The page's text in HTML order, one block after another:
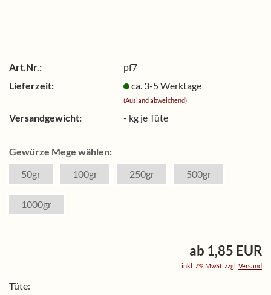
Art.Nr.:
pf7
Lieferzeit:
ca. 3-5 Werktage
(Ausland abweichend)
Versandgewicht: - kg je Tüte
Gewürze Mege wählen:
50gr
100gr 250gr 500gr
1000gr
ab 1,85 EUR
inkl. 7% MwSt. zzgl. Versand
Tüte: